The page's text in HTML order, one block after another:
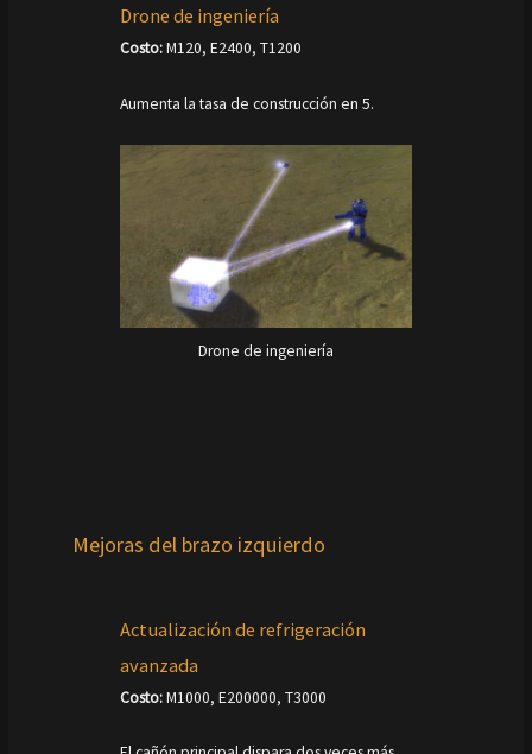
Drone de ingeniería
Costo:M120, E2400, T1200
Aumenta la tasa de construcción en 5.
Drone de ingeniería
Mejoras del brazo izquierdo
Actualización de refrigeración
avanzada
Costo:M1000, E200000, T3000